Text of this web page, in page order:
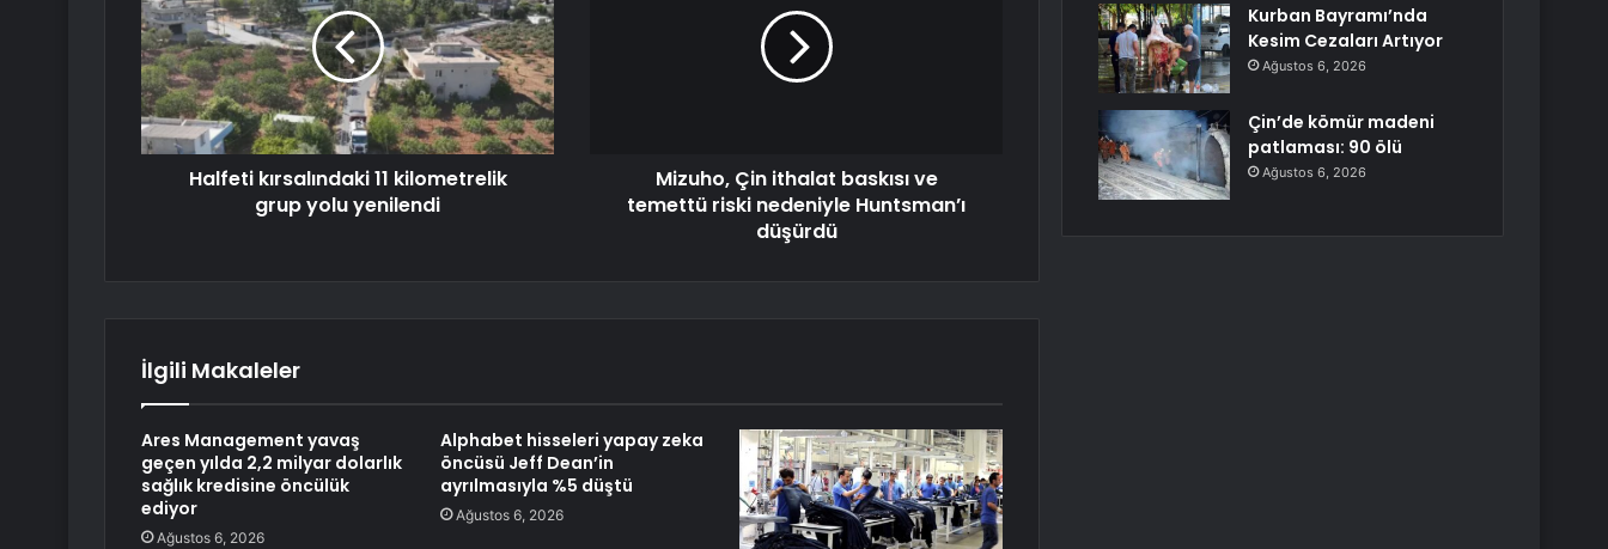
Halfeti kırsalındaki 11 kilometrelik
grup yolu yenilendi
Mizuho, Çin ithalat baskısı ve
temettü riski nedeniyle Huntsman’ı
düşürdü
İlgili Makaleler
Ares Management yavaş
geçen yılda 2,2 milyar dolarlık
sağlık kredisine öncülük
ediyor
Ağustos 6, 2026
Alphabet hisseleri yapay zeka
öncüsü Jeff Dean’in
ayrılmasıyla %5 düştü
Ağustos 6, 2026
Kurban Bayramı’nda
Kesim Cezaları Artıyor
Ağustos 6, 2026
Çin’de kömür madeni
patlaması: 90 ölü
Ağustos 6, 2026